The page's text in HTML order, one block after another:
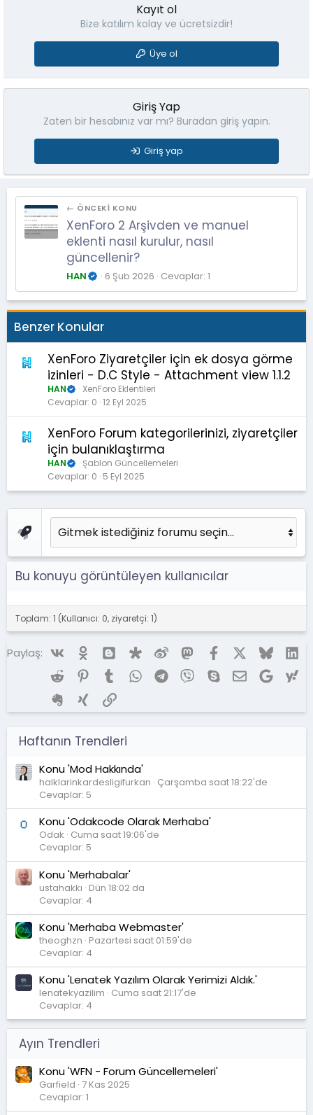
Kayıt ol
Bize katılım kolay ve ücretsizdir!
Üye ol
Giriş Yap
Zaten bir hesabınız var mı? Buradan giriş yapın.
Giriş yap
← ÖNCEKI KONU
XenForo 2 Arşivden ve manuel
eklenti nasıl kurulur, nasıl
güncellenir?
HAN 6 Şub 2026 Cevaplar: 1
Benzer Konular
XenForo Ziyaretçiler için ek dosya görme
izinleri - D.C Style - Attachment view 1.1.2
HAN
XenForo Eklentileri
Cevaplar 0 12 Eyl 2025
XenForo Forum kategorilerinizi, ziyaretçiler
için bulanıklaştırma
HAN
Şablon Güncellemeleri
Cevaplar 0 5 Eyl 2025
Bu konuyu görüntüleyen kullanıcılar
Toplam: 1 (Kullanıcı: 0, ziyaretçi: 1)
Paylaş: Vk BloggerDiaspora
Weibo MastodonFacebookX (Twitter)
Bluesky
Reddit Pinterest
TumblrWhatsAppTelegram
ViberSkypeE-postaGoogle
Evernote
Xing Link
Haftanın Trendleri
Konu 'Mod Hakkında'
halklarinkardesligifurkan Çarşamba saat 18:22'de
Cevaplar: 5
Konu 'Odakcode Olarak Merhaba'
Odak Cuma saat 19:06'de
Cevaplar: 5
Konu 'Merhabalar'
ustahakkı Dün 18:02 da
Cevaplar: 4
Konu 'Merhaba Webmaster'
theoghzn Pazartesi saat 01:59'de
Cevaplar: 4
Konu 'Lenatek Yazılım Olarak Yerimizi Aldık.'
lenatekyazilim Cuma saat 21:17'de
Cevaplar: 4
Ayın Trendleri
Konu 'WFN - Forum Güncellemeleri'
Garfield 7 Kas 2025
Cevaplar: 1